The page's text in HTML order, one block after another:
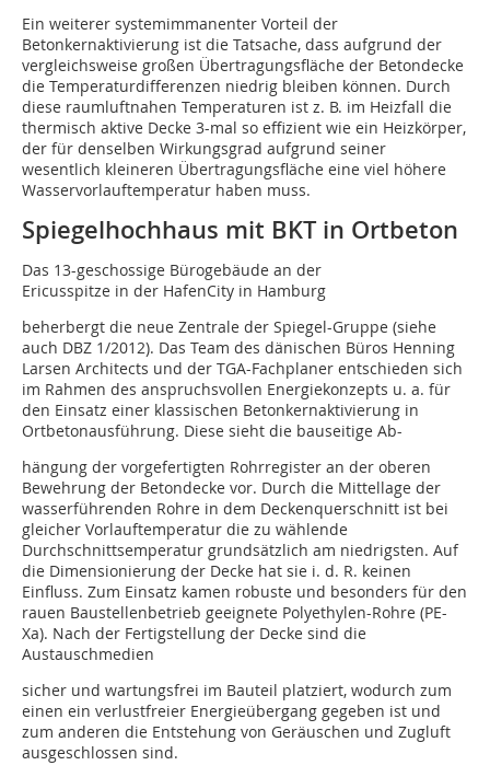
Ein weiterer systemimmanenter Vorteil der
Betonkernaktivierung ist die Tatsache, dass aufgrund der
vergleichsweise großen Übertragungsfläche der Betondecke
die Temperaturdifferenzen niedrig bleiben können. Durch
diese raumluftnahen Temperaturen ist z. B. im Heizfall die
thermisch aktive Decke 3-mal so effizient wie ein Heizkörper,
der für denselben Wirkungsgrad aufgrund seiner
wesentlich kleineren Übertragungsfläche eine viel höhere
Wasservorlauftemperatur haben muss.
Spiegelhochhaus mit BKT in Ortbeton
Das 13-geschossige Bürogebäude an der
Ericusspitze in der HafenCity in Hamburg
beherbergt die neue Zentrale der Spiegel-Gruppe (siehe
auch DBZ 1/2012). Das Team des dänischen Büros Henning
Larsen Architects und der TGA-Fachplaner entschieden sich
im Rahmen des anspruchsvollen Energiekonzepts u. a. für
den Einsatz einer klassischen Betonkernaktivierung in
Ortbetonausführung. Diese sieht die bauseitige Ab-
hängung der vorgefertigten Rohrregister an der oberen
Bewehrung der Betondecke vor. Durch die Mittellage der
wasserführenden Rohre in dem Deckenquerschnitt ist bei
gleicher Vorlauftemperatur die zu wählende
Durchschnittsemperatur grundsätzlich am niedrigsten. Auf
die Dimensionierung der Decke hat sie i. d. R. keinen
Einfluss. Zum Einsatz kamen robuste und besonders für den
rauen Baustellenbetrieb geeignete Polyethylen-Rohre (PE-
Xa). Nach der Fertigstellung der Decke sind die
Austauschmedien
sicher und wartungsfrei im Bauteil platziert, wodurch zum
einen ein verlustfreier Energieübergang gegeben ist und
zum anderen die Entstehung von Geräuschen und Zugluft
ausgeschlossen sind.